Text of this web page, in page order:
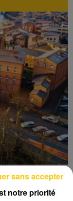
notre priorité
sans accepter